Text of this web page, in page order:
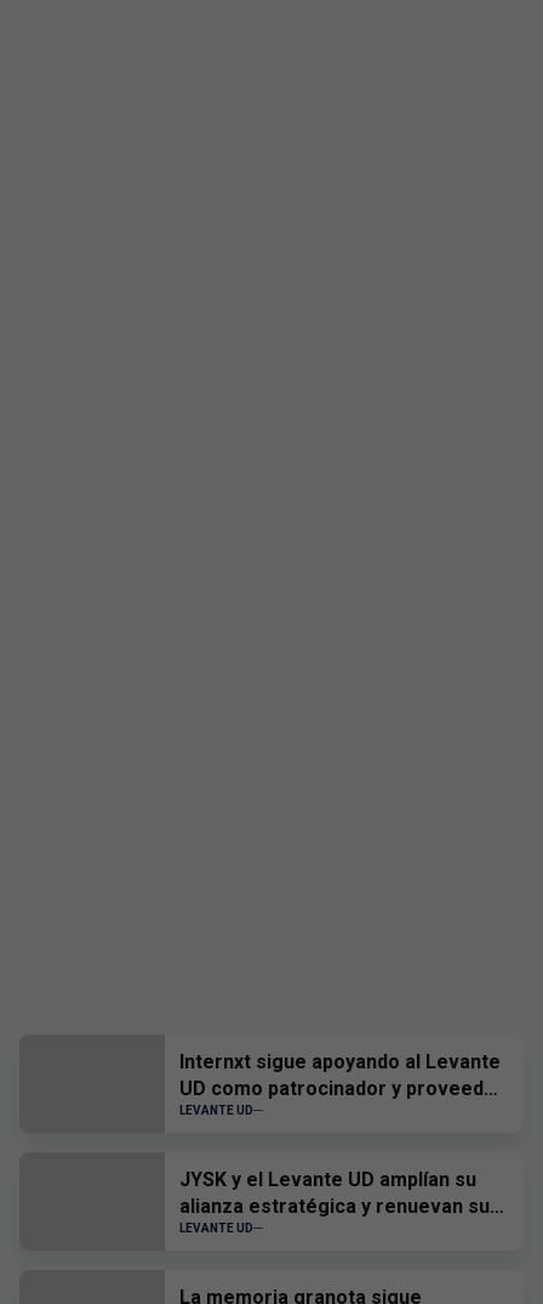
Internxt sigue apoyando al Levante
UD como patrocinador y proveedor
oficial
LEVANTE UD
JYSK y el Levante UD amplían su
alianza estratégica y renuevan su
patrocinio hasta 2028
LEVANTE UD
La memoria granota sigue